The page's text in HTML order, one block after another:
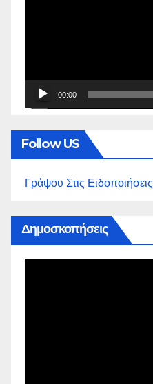
00:00
Follow US
Γράψου Στις Ειδοποιήσεις
Δημοσκοπήσεις